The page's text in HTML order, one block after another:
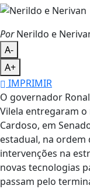
PorNerildo e
A-
A+
IMPRIMIR
O governador
Vilela entregaram
Cardoso, em
estadual, na ordem
intervenções na
novas tecnologias
passam pelo